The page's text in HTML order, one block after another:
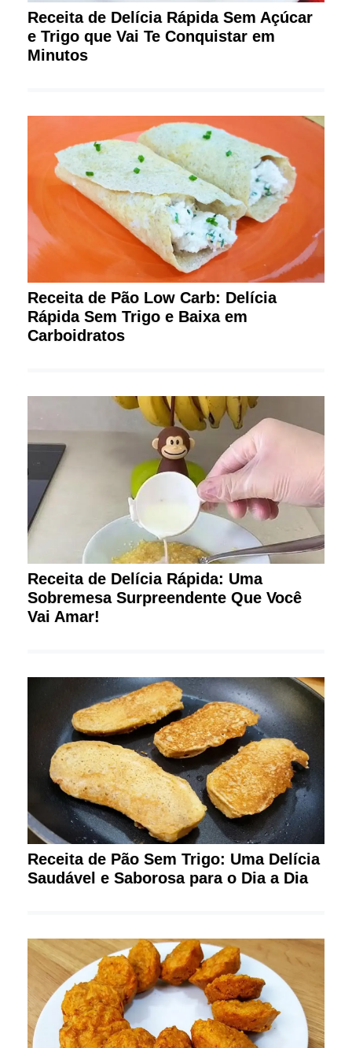
Receita de Delícia Rápida Sem Açúcar
e Trigo que Vai Te Conquistar em
Minutos
Receita de Pão Low Carb: Delícia
Rápida Sem Trigo e Baixa em
Carboidratos
Receita de Delícia Rápida: Uma
Sobremesa Surpreendente Que Você
Vai Amar!
Receita de Pão Sem Trigo: Uma Delícia
Saudável e Saborosa para o Dia a Dia